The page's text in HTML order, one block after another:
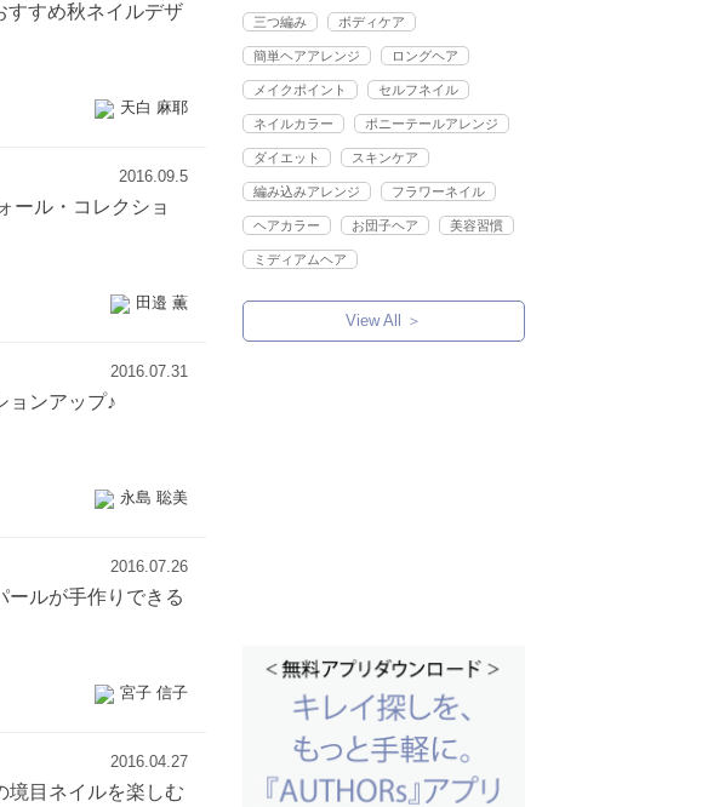
すすめ秋ネイルデザ
天白 麻耶
2016.09.5
ール・コレクショ
田邉 薫
2016.07.31
ョンアップ♪
永島 聡美
2016.07.26
ールが手作りできる
宮子 信子
2016.04.27
境目ネイルを楽しむ
三つ編み ボディケア
簡単ヘアアレンジ ロングヘア
メイクポイント セルフネイル
ネイルカラー ポニーテールアレンジ
ダイエット スキンケア
編み込みアレンジ フラワーネイル
ヘアカラー お団子ヘア 美容習慣
ミディアムヘア
View All ＞